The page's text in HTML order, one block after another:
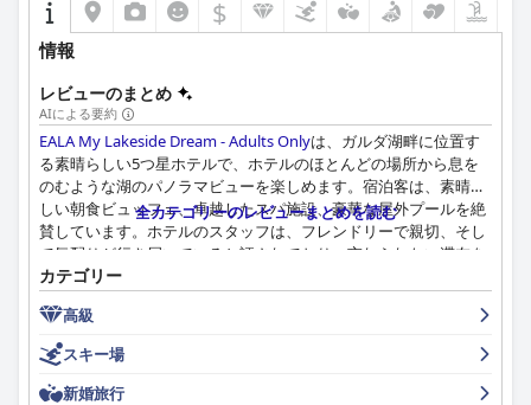
$
情報
レビューのまとめ
AIによる要約
EALA My Lakeside Dream - Adults Onlyは、ガルダ湖畔に位置す
る素晴らしい5つ星ホテルで、ホテルのほとんどの場所から息を
のむような湖のパノラマビューを楽しめます。宿泊客は、素晴ら
しい朝食ビュッフェ、卓越したスパ施設、豪華な屋外プールを絶
賛しています。ホテルのスタッフは、フレンドリーで親切、そし
て気配りが行き届いていると評されており、忘れられない滞在を
作り出すために申し分のないサービスを提供しています。客室は
モダンで広々としており、美しく装飾され、ガラスの壁からは湖
の素晴らしい景色を眺めることができます。ホテルのロケーショ
ンは、ガルダ湖の北部を探索するのに理想的で、リモーネのよう
な近くの町へはシャトルサービスや快適な海辺の散歩でアクセス
できます。一部のゲストは、夕食のオプションや清掃スタッフな
全カテゴリーのレビューまとめを読む
カテゴリー
高級
スキー場
新婚旅行